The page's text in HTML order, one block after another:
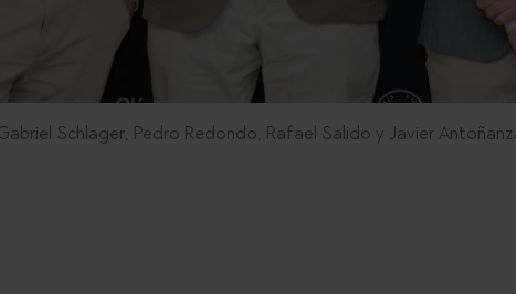
Schlager, Pedro Redondo, Rafael Salido y Javier